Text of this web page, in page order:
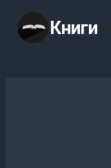
содержимому
Книги